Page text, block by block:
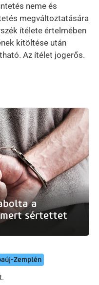
neme és
megváltoztatására
ítélete értelmében
kitöltése után
Az ítélet jogerős.
a
sértettet
Zemplén